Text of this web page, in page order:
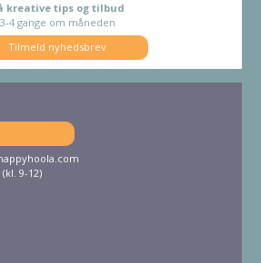
kreative tips og tilbud
3-4 gange om måneden
Tilmeld nyhedsbrev
9-12)